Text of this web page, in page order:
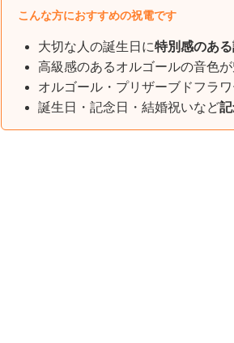
こんな方におすすめの祝電です
大切な人の誕生日に特別感のあ
高級感のあるオルゴールの音色
オルゴール・プリザーブドフラ
誕生日・記念日・結婚祝いなど